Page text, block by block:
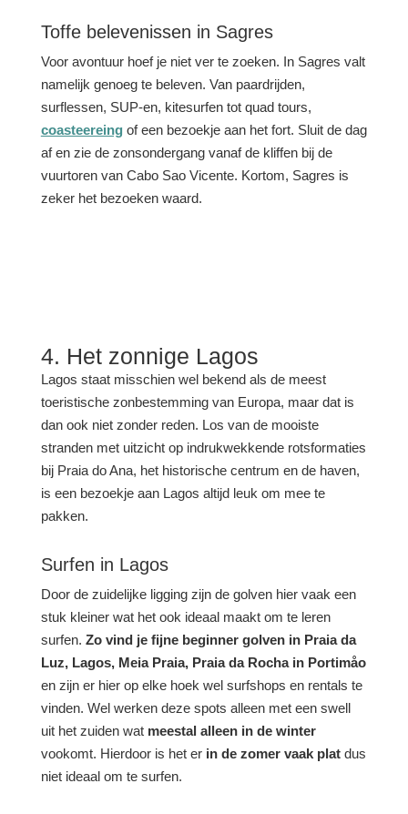
Toffe belevenissen in Sagres
Voor avontuur hoef je niet ver te zoeken. In Sagres valt
namelijk genoeg te beleven. Van paardrijden,
surflessen, SUP-en, kitesurfen tot quad tours,
coasteereingof een bezoekje aan het fort. Sluit de dag
af en zie de zonsondergang vanaf de kliffen bij de
vuurtoren van Cabo Sao Vicente. Kortom, Sagres is
zeker het bezoeken waard.
4. Het zonnige Lagos
Lagos staat misschien wel bekend als de meest
toeristische zonbestemming van Europa, maar dat is
dan ook niet zonder reden. Los van de mooiste
stranden met uitzicht op indrukwekkende rotsformaties
bij Praia do Ana, het historische centrum en de haven,
is een bezoekje aan Lagos altijd leuk om mee te
pakken.
Surfen in Lagos
Door de zuidelijke ligging zijn de golven hier vaak een
stuk kleiner wat het ook ideaal maakt om te leren
surfen. Zo vind je fijne beginner golven in Praia da
Luz, Lagos, Meia Praia, Praia da Rocha in Portimåo
en zijn er hier op elke hoek wel surfshops en rentals te
vinden. Wel werken deze spots alleen met een swell
uit het zuiden wat meestal alleen in de winter
vookomt. Hierdoor is het er in de zomer vaak platdus
niet ideaal om te surfen.